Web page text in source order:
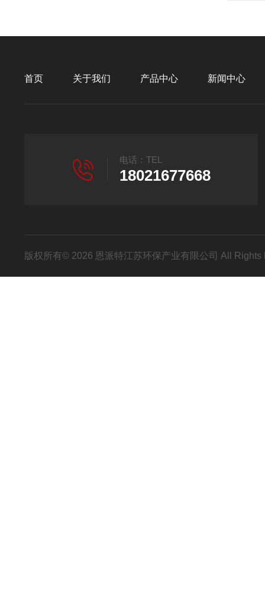
首页 关于我们 产品中心 新闻中心
电话：TEL
18021677668
版权所有© 2026 恩派特江苏环保产业有限公司 All